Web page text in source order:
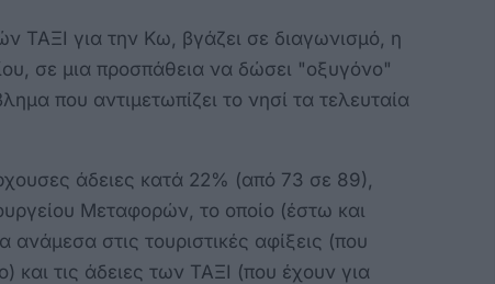
ΤΑΞΙ για την Κω, βγάζει σε διαγωνισμό, η
σε μια προσπάθεια να δώσει "οξυγόνο"
που αντιμετωπίζει το νησί τα τελευταία
άδειες κατά 22% (από 73 σε 89),
Μεταφορών, το οποίο (έστω και
στις τουριστικές αφίξεις (που
και τις άδειες των ΤΑΞΙ (που έχουν για